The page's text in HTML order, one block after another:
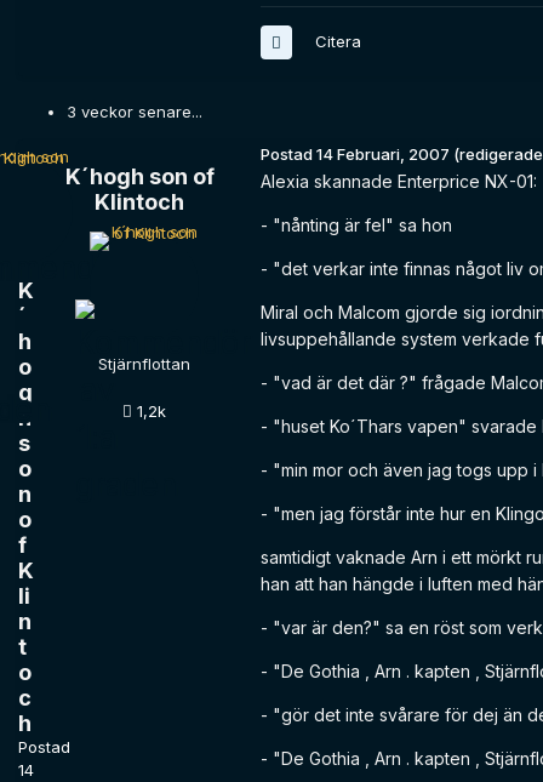
Citera
3 veckor senare...
K
´
h
o
g
h
s
o
n
o
f
K
li
n
t
o
c
h
Postad
14
K´hogh son of
Klintoch
Stjärnflottan
1,2k
Postad14 Februari, 2007
Alexia skannade Enterprice NX-01:
- "nånting är fel" sa hon
- "det verkar inte finnas något liv
Miral och Malcom gjorde sig
livsuppehållande system verkade
- "vad är det där ?" frågade
- "huset Ko´Thars vapen" svarade
- "min mor och även jag togs upp
- "men jag förstår inte hur en
samtidigt vaknade Arn i ett mörkt
han att han hängde i luften med
- "var är den?" sa en röst som
- "De Gothia , Arn . kapten ,
- "gör det inte svårare för dej än
- "De Gothia , Arn . kapten ,